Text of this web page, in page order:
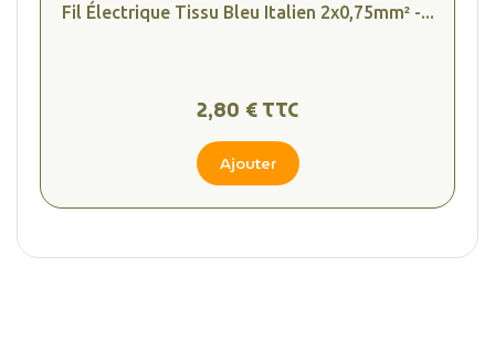
Fil Électrique Tissu Bleu Italien 2x0,75mm² -...
2,80 € TTC
Ajouter